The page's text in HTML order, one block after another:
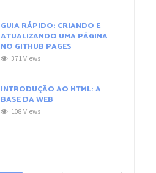
GUIA RÁPIDO: CRIANDO E
ATUALIZANDO UMA PÁGINA
NO GITHUB PAGES
371 Views
INTRODUÇÃO AO HTML: A
BASE DA WEB
108 Views